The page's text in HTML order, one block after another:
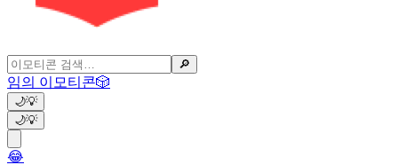
🔎
임의 이모티콘🎲
🌙💡
🌙💡
😂